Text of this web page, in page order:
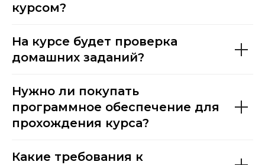
курсом?
На курсе будет проверка
домашних заданий?
Нужно ли покупать
программное обеспечение для
прохождения курса?
Какие требования к